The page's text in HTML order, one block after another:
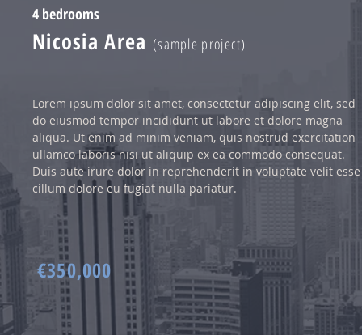
4 bedrooms
Nicosia Area (sample project)
Lorem ipsum dolor sit amet, consectetur adipiscing elit, sed
do eiusmod tempor incididunt ut labore et dolore magna
aliqua. Ut enim ad minim veniam, quis nostrud exercitation
ullamco laboris nisi ut aliquip ex ea commodo consequat.
Duis aute irure dolor in reprehenderit in voluptate velit esse
cillum dolore eu fugiat nulla pariatur.
€350,000